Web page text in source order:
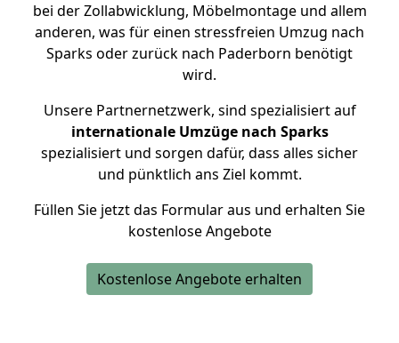
bei der Zollabwicklung, Möbelmontage und allem
anderen, was für einen stressfreien Umzug nach
Sparks oder zurück nach Paderborn benötigt
wird.
Unsere Partnernetzwerk, sind spezialisiert auf
internationale Umzüge nach Sparks
spezialisiert und sorgen dafür, dass alles sicher
und pünktlich ans Ziel kommt.
Füllen Sie jetzt das Formular aus und erhalten Sie
kostenlose Angebote
Kostenlose Angebote erhalten